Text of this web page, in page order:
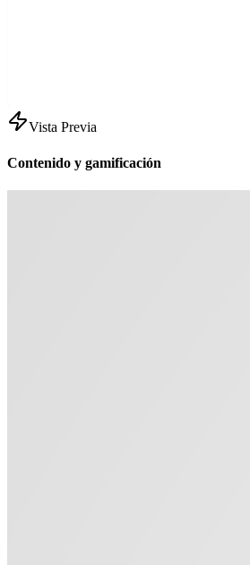
Vista Previa
Contenido y gamificación